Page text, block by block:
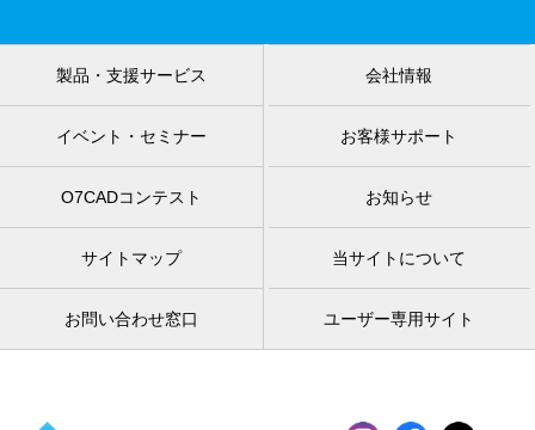
製品・支援サービス 会社情報
イベント・セミナー お客様サポート
O7CADコンテスト お知らせ
サイトマップ 当サイトについて
お問い合わせ窓口 ユーザー専用サイト